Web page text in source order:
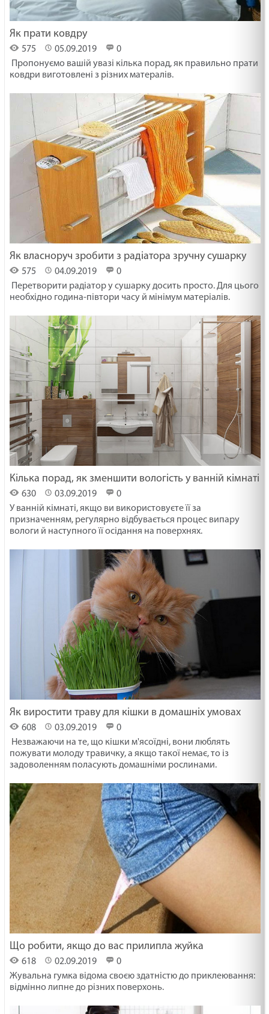
Як прати ковдру
575 05.09.2019
0
Пропонуємо вашій увазі кілька порад, як правильно прати
ковдри виготовлені з різних матералів.
Як власноруч зробити з радіатора зручну сушарку
575 04.09.2019
0
Перетворити радіатор у сушарку досить просто. Для цього
необхідно година-півтори часу й мінімум матеріалів.
Кілька порад, як зменшити вологість у ванній кімнаті
630 03.09.2019
0
У ванній кімнаті, якщо ви використовуєте її за
призначенням, регулярно відбувається процес випару
вологи й наступного її осідання на поверхнях.
Як виростити траву для кішки в домашніх умовах
608 03.09.2019
0
Незважаючи на те, що кішки м'ясоїдні, вони люблять
пожувати молоду травичку, а якщо такої немає, то із
задоволенням поласують домашніми рослинами.
Що робити, якщо до вас прилипла жуйка
618 02.09.2019
0
Жувальна гумка відома своєю здатністю до приклеювання:
відмінно липне до різних поверхонь.